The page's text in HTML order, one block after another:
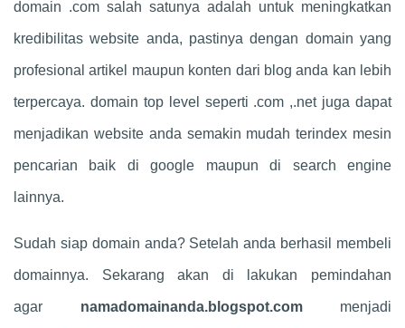
domain .com salah satunya adalah untuk meningkatkan
kredibilitas website anda, pastinya dengan domain yang
profesional artikel maupun konten dari blog anda kan lebih
terpercaya. domain top level seperti .com ,.net juga dapat
menjadikan website anda semakin mudah terindex mesin
pencarian baik di google maupun di search engine
lainnya.
Sudah siap domain anda? Setelah anda berhasil membeli
domainnya. Sekarang akan di lakukan pemindahan
agar namadomainanda.blogspot.com menjadi